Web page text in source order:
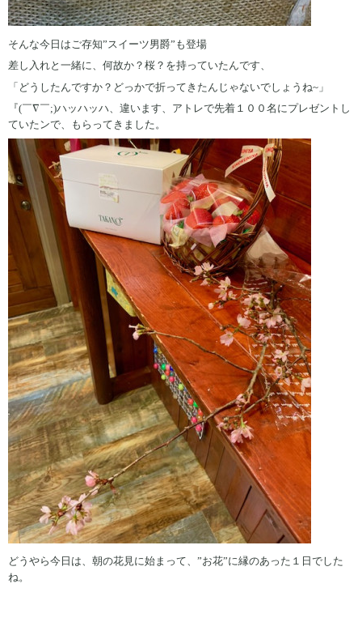
そんな今日はご存知”スイーツ男爵”も登場
差し入れと一緒に、何故か？桜？を持っていたんです、
「どうしたんですか？どっかで折ってきたんじゃないでしょうね~」
『(￣∇￣;)ハッハッハ、違います、アトレで先着１００名にプレゼントし
ていたンで、もらってきました。
どうやら今日は、朝の花見に始まって、”お花”に縁のあった１日でした
ね。